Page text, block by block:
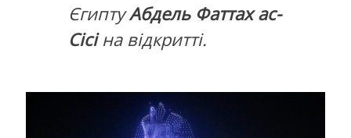
ЄгиптуАбдель Фаттах ас-
Сісіна відкритті.